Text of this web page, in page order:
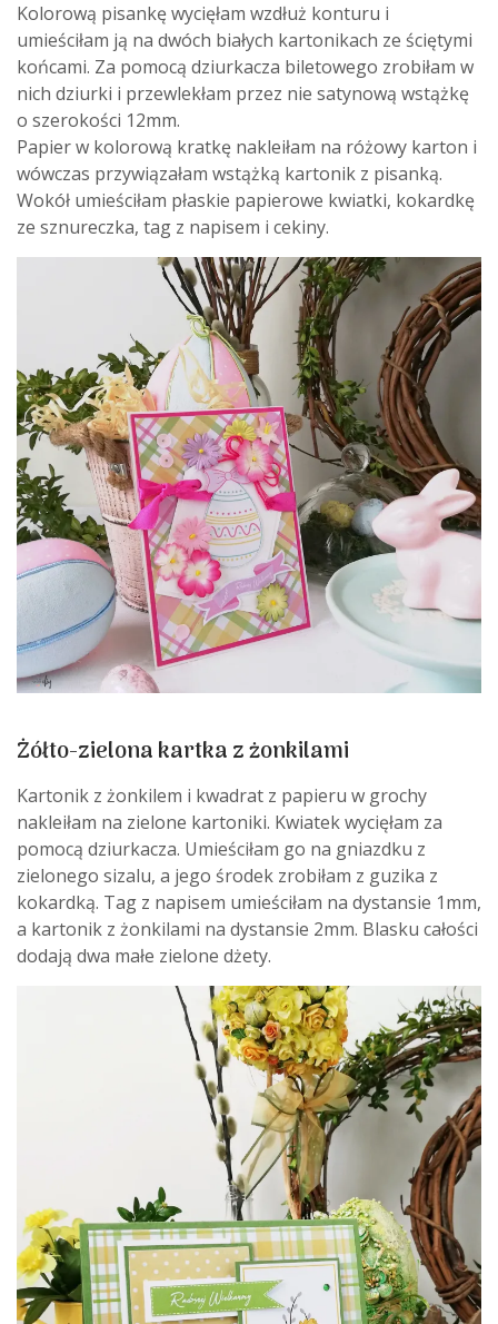
Kolorową pisankę wycięłam wzdłuż konturu i
umieściłam ją na dwóch białych kartonikach ze ściętymi
końcami. Za pomocą dziurkacza biletowego zrobiłam w
nich dziurki i przewlekłam przez nie satynową wstążkę
o szerokości 12mm.
Papier w kolorową kratkę nakleiłam na różowy karton i
wówczas przywiązałam wstążką kartonik z pisanką.
Wokół umieściłam płaskie papierowe kwiatki, kokardkę
ze sznureczka, tag z napisem i cekiny.
Żółto-zielona kartka z żonkilami
Kartonik z żonkilem i kwadrat z papieru w grochy
nakleiłam na zielone kartoniki. Kwiatek wycięłam za
pomocą dziurkacza. Umieściłam go na gniazdku z
zielonego sizalu, a jego środek zrobiłam z guzika z
kokardką. Tag z napisem umieściłam na dystansie 1mm,
a kartonik z żonkilami na dystansie 2mm. Blasku całości
dodają dwa małe zielone dżety.